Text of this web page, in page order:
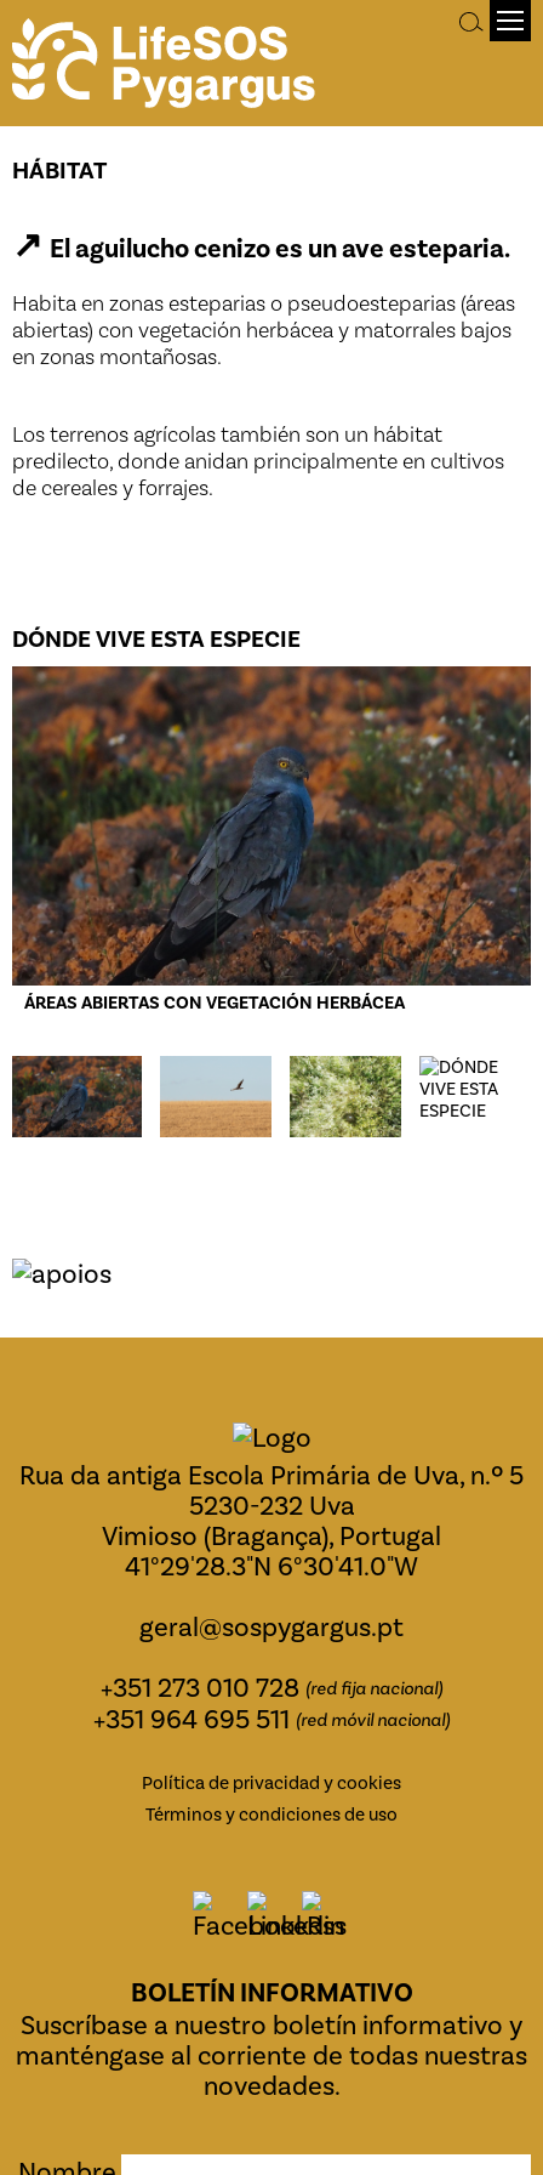
Hábitat
HÁBITAT
↗ El aguilucho cenizo es un ave esteparia.
Habita en zonas esteparias o pseudoesteparias (áreas
abiertas) con vegetación herbácea y matorrales bajos
en zonas montañosas.
Los terrenos agrícolas también son un hábitat
predilecto, donde anidan principalmente en cultivos
de cereales y forrajes.
DÓNDE VIVE ESTA ESPECIE
ÁREAS ABIERTAS CON VEGETACIÓN HERBÁCEA
Rua da antiga Escola Primária de Uva, n.º 5
5230-232 Uva
Vimioso (Bragança), Portugal
41°29'28.3"N 6°30'41.0"W
geral@sospygargus.pt
+351 273 010 728 (red fija nacional)
+351 964 695 511 (red móvil nacional)
Política de privacidad y cookies
Términos y condiciones de uso
BOLETÍN INFORMATIVO
Suscríbase a nuestro boletín informativo y
manténgase al corriente de todas nuestras
novedades.